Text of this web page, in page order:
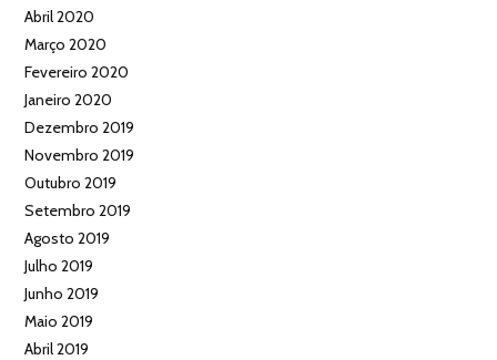
Abril 2020
Março 2020
Fevereiro 2020
Janeiro 2020
Dezembro 2019
Novembro 2019
Outubro 2019
Setembro 2019
Agosto 2019
Julho 2019
Junho 2019
Maio 2019
Abril 2019